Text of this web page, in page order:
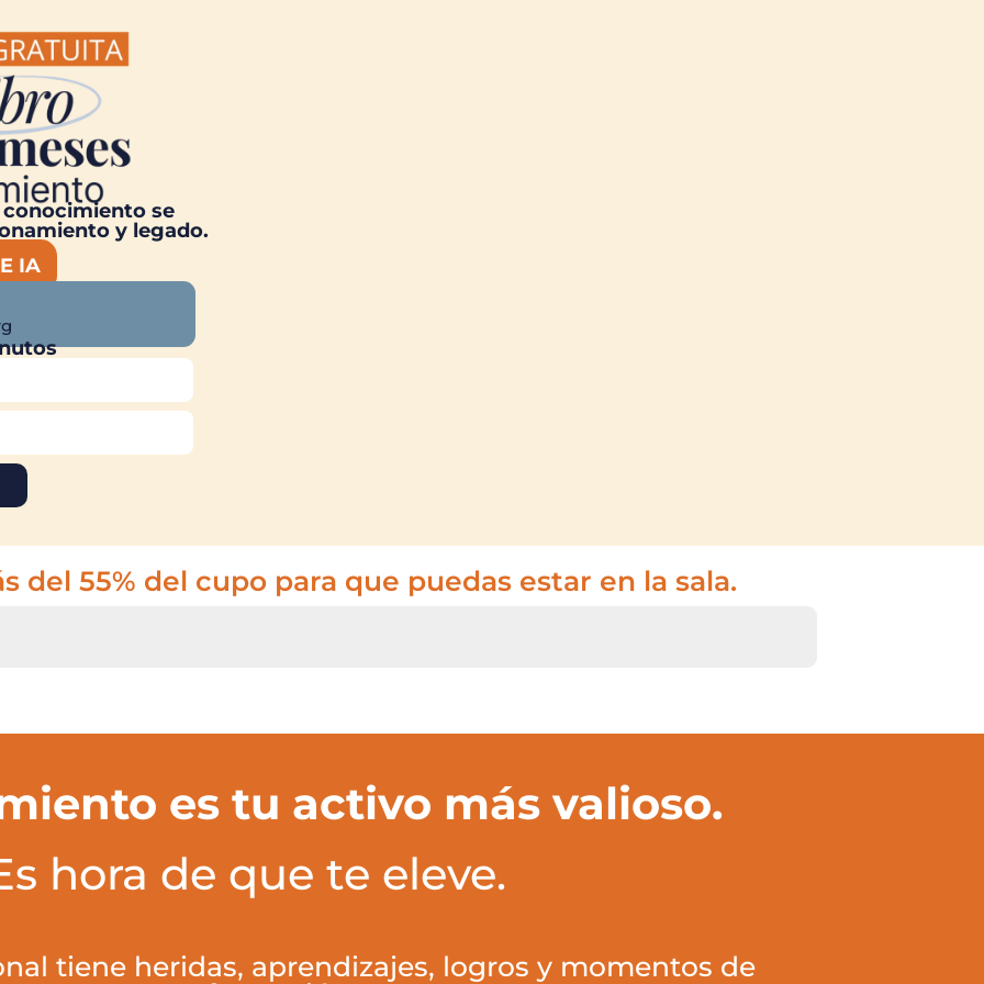
se
y legado.
IA
del 55% del cupo para que puedas estar en la sala.
es tu activo más valioso.
hora de que te eleve.
tiene heridas, aprendizajes, logros y momentos de